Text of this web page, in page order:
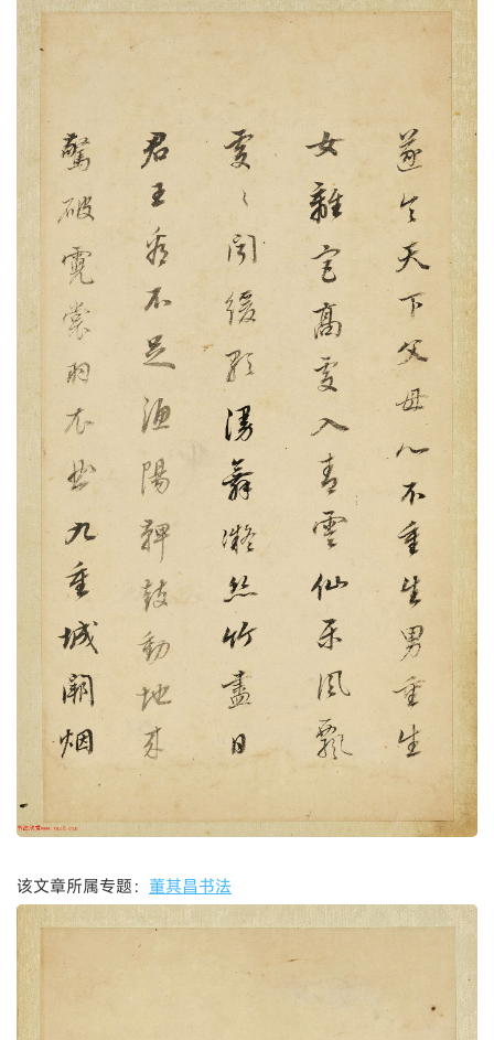
该文章所属专题： 董其昌书法